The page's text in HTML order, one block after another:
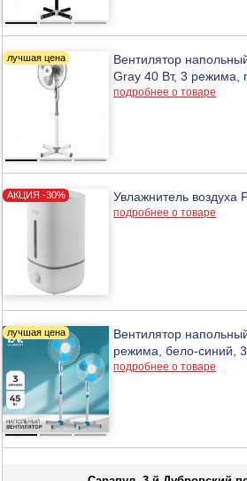
Вентилятор
Gray 40 Вт, 3 режима,
подробнее о товаре
Увлажнитель воздуха
подробнее о товаре
Вентилятор
режима, бело-синий,
подробнее о товаре